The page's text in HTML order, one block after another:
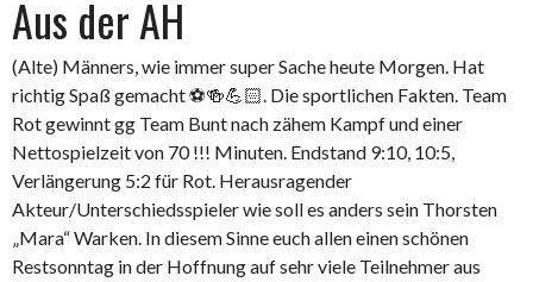
Aus der AH
(Alte) Männers, wie immer super Sache heute Morgen. Hat
richtig Spaß gemacht ⚽🍻💪🏻. Die sportlichen Fakten. Team
Rot gewinnt gg Team Bunt nach zähem Kampf und einer
Nettospielzeit von 70 !!! Minuten. Endstand 9:10, 10:5,
Verlängerung 5:2 für Rot. Herausragender
Akteur/Unterschiedsspieler wie soll es anders sein Thorsten
„Mara“ Warken. In diesem Sinne euch allen einen schönen
Restsonntag in der Hoffnung auf sehr viele Teilnehmer aus